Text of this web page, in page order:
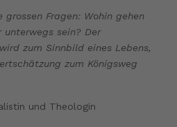
grossen Fragen: Wohin gehen
sein? Der
zum Sinnbild eines Lebens,
zum Königsweg
und Theologin